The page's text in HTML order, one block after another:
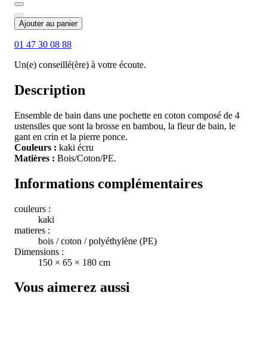
Ajouter au panier
01 47 30 08 88
Un(e) conseillé(ère) à votre écoute.
Description
Ensemble de bain dans une pochette en coton composé de 4
ustensiles que sont la brosse en bambou, la fleur de bain, le
gant en crin et la pierre ponce.
Couleurs : kaki écru
Matières : Bois/Coton/PE.
Informations complémentaires
couleurs :
kaki
matieres :
bois / coton / polyéthylène (PE)
Dimensions :
150 × 65 × 180 cm
Vous aimerez aussi